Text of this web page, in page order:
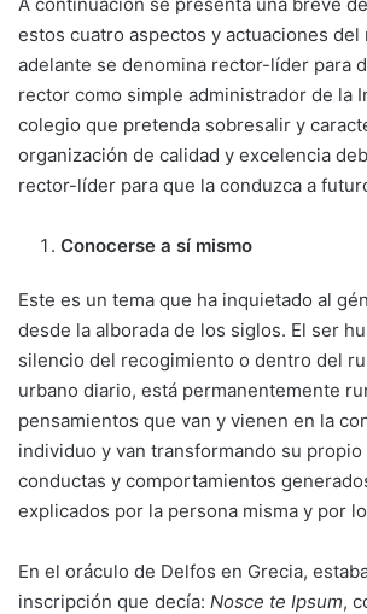
estos cuatro aspectos y actuaciones del
adelante se denomina rector-lí­der para
rector como simple administrador de la
colegio que pretenda sobresalir y
organización de calidad y excelencia
rector-líder para que la con­duzca a
Conocerse a sí mismo
Este es un tema que ha inquietado al
desde la alborada de los siglos. El ser
silencio del recogimiento o dentro del
urbano diario, está permanentemente
pensamientos que van y vienen en la
individuo y van transformando su propio
conductas y comportamientos
explicados por la persona misma y por
En el oráculo de Delfos en Grecia,
inscripción que decía: Nosce te Ipsum,